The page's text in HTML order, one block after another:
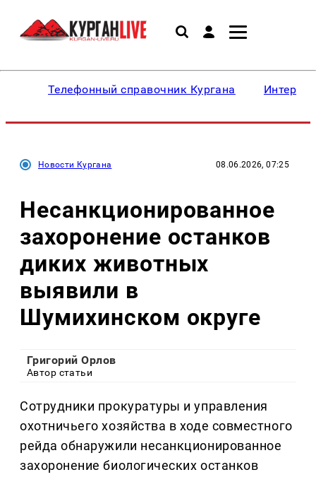
Телефонный справочник Кургана
Новости Кургана 08.06.2026, 07:25
Несанкционированное
захоронение останков
диких животных
выявили в
Шумихинском округе
Григорий Орлов
Автор статьи
Сотрудники прокуратуры и управления
охотничьего хозяйства в ходе совместного
рейда обнаружили несанкционированное
захоронение биологических останков